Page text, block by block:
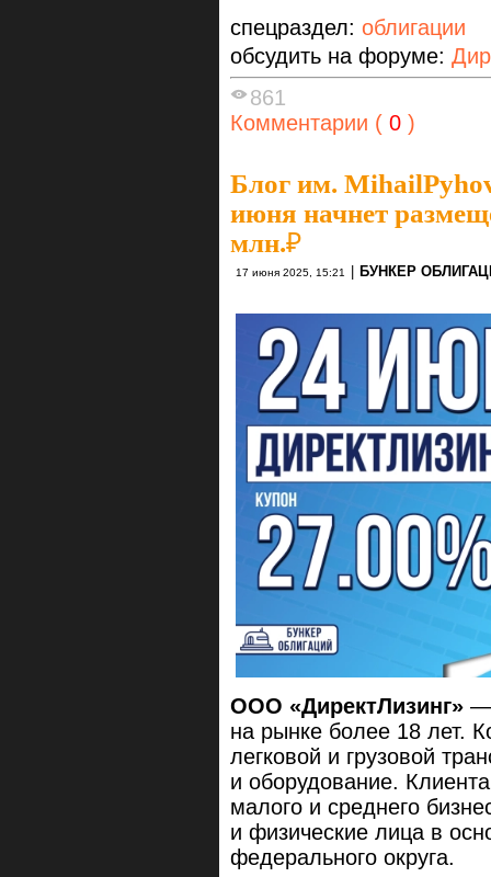
спецраздел: облигации
обсудить на форуме:
861
Комментарии ( 0 )
Блог им.
июня начнет
млн.₽
17 июня 2025, 15:21 БУНКЕР
ООО «ДиректЛизинг» —
на рынке более 18 лет.
легковой и грузовой
и оборудование.
малого и среднего
и физические лица в
федерального округа.